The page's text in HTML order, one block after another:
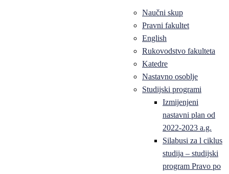
Naučni skup
Pravni fakultet
English
Rukovodstvo fakulteta
Katedre
Nastavno osoblje
Studijski programi
Izmijenjeni
nastavni plan od
2022-2023 a.g.
Silabusi za l ciklus
studija – studijski
program Pravo po